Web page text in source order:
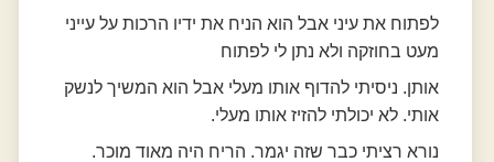
לפתוח את עיני אבל הוא הניח את ידיו הרכות על עייני
מעט בחוזקה ולא נתן לי לפתוח
אותן. ניסיתי להדוף אותו מעלי אבל הוא המשיך לנשק
אותי. לא יכולתי להזיז אותו מעלי.
נורא רציתי כבר שזה יגמר. הריח היה מאוד מוכר.